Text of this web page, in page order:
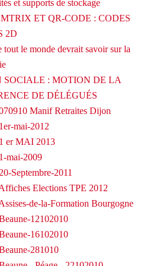
et supports de stockage
ET QR-CODE : CODES
2D
tout le monde devrait savoir sur la
SOCIALE : MOTION DE LA
DE DÉLÉGUÉS
Manif Retraites Dijon
mai-2012
er MAI 2013
mai-2009
Septembre-2011
Elections TPE 2012
de-la-Formation Bourgogne
12102010
16102010
281010